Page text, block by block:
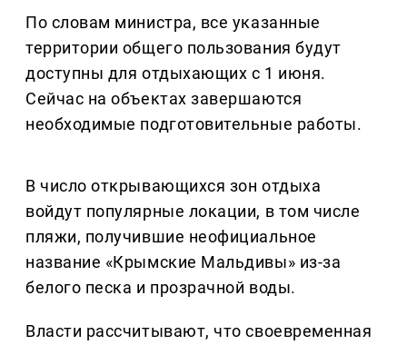
По словам министра, все указанные
территории общего пользования будут
доступны для отдыхающих с 1 июня.
Сейчас на объектах завершаются
необходимые подготовительные работы.
В число открывающихся зон отдыха
войдут популярные локации, в том числе
пляжи, получившие неофициальное
название «Крымские Мальдивы» из-за
белого песка и прозрачной воды.
Власти рассчитывают, что своевременная